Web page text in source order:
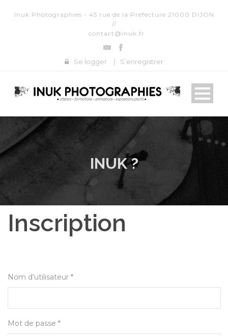
Inuk Photographies - 45 rue de la Préfecture 21000 DIJON
//
contact@inuk.fr
Se logger | S’enregistrer
INUK ?
Inscription
Nom d’utilisateur *
Mot de passe *